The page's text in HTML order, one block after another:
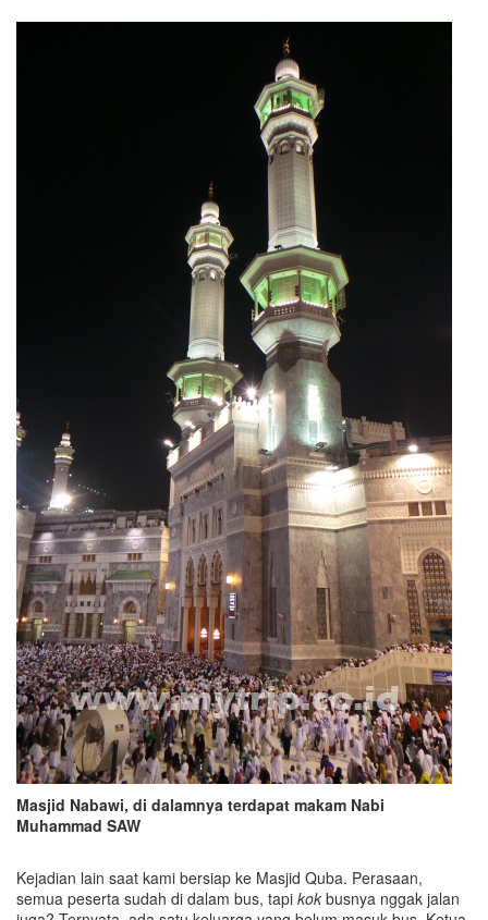
Masjid Nabawi, di dalamnya terdapat makam Nabi
Muhammad SAW
Kejadian lain saat kami bersiap ke Masjid Quba. Perasaan,
semua peserta sudah di dalam bus, tapi kok busnya nggak jalan